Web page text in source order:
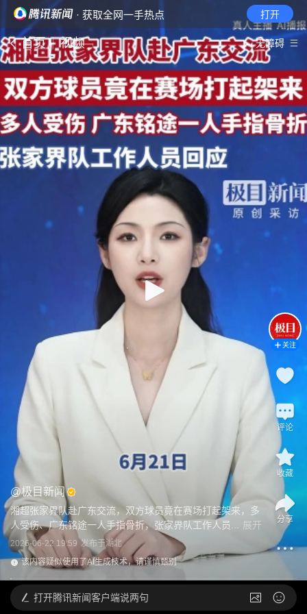
· 获取全网一手热点 打开
首页 视频 无障碍
@极目新闻
湘超张家界队赴广东交流，双方球员竟在赛场打起架来，多
人受伤、广东铭途一人手指骨折，张家界队工作人员...
展开
2026-06-22 19:59 发布于湖北
该内容疑似使用了AI生成技术，请谨慎甄别
关注
评论
收藏
分享
打开腾讯新闻客户端说两句